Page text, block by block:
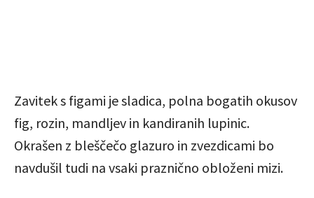
Zavitek s figami je sladica, polna bogatih okusov
fig, rozin, mandljev in kandiranih lupinic.
Okrašen z bleščečo glazuro in zvezdicami bo
navdušil tudi na vsaki praznično obloženi mizi.